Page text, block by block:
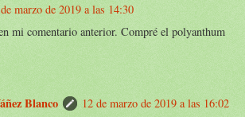
marzo de 2019 a las 14:30
mi comentario anterior. Compré el polyanthum
Blanco
12 de marzo de 2019 a las 16:02